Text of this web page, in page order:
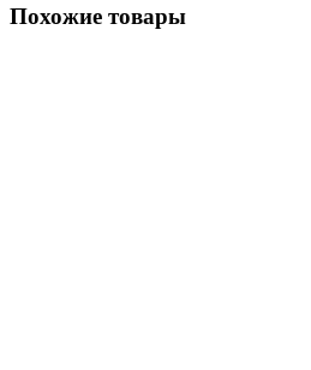
Похожие товары